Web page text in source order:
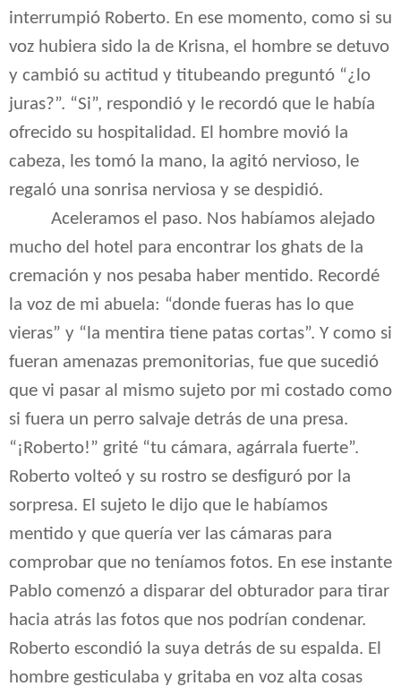
interrumpió Roberto. En ese momento, como si su
voz hubiera sido la de Krisna, el hombre se detuvo
y cambió su actitud y titubeando preguntó “¿lo
juras?”. “Si”, respondió y le recordó que le había
ofrecido su hospitalidad. El hombre movió la
cabeza, les tomó la mano, la agitó nervioso, le
regaló una sonrisa nerviosa y se despidió.
Aceleramos el paso. Nos habíamos alejado
mucho del hotel para encontrar los ghats de la
cremación y nos pesaba haber mentido. Recordé
la voz de mi abuela: “donde fueras has lo que
vieras” y “la mentira tiene patas cortas”. Y como si
fueran amenazas premonitorias, fue que sucedió
que vi pasar al mismo sujeto por mi costado como
si fuera un perro salvaje detrás de una presa.
“¡Roberto!” grité “tu cámara, agárrala fuerte”.
Roberto volteó y su rostro se desfiguró por la
sorpresa. El sujeto le dijo que le habíamos
mentido y que quería ver las cámaras para
comprobar que no teníamos fotos. En ese instante
Pablo comenzó a disparar del obturador para tirar
hacia atrás las fotos que nos podrían condenar.
Roberto escondió la suya detrás de su espalda. El
hombre gesticulaba y gritaba en voz alta cosas